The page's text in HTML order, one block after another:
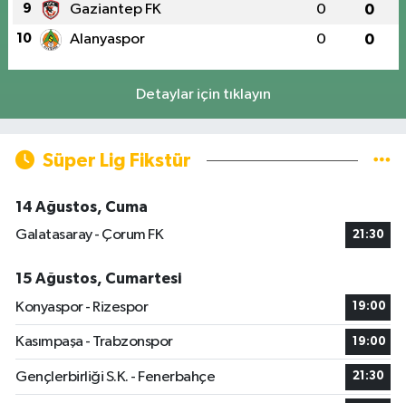
9 Gaziantep FK 0 0
10 Alanyaspor 0 0
Detaylar için tıklayın
Süper Lig Fikstür
14 Ağustos, Cuma
Galatasaray - Çorum FK
21:30
15 Ağustos, Cumartesi
Konyaspor - Rizespor
19:00
Kasımpaşa - Trabzonspor 19:00
Gençlerbirliği S.K. - Fenerbahçe 21:30